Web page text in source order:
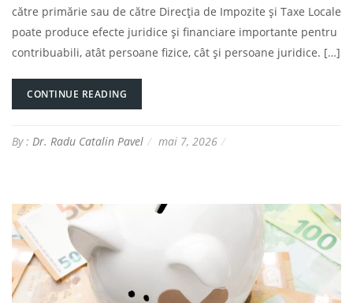
către primărie sau de către Direcția de Impozite și Taxe Locale
poate produce efecte juridice și financiare importante pentru
contribuabili, atât persoane fizice, cât și persoane juridice. […]
CONTINUE READING
By : Dr. Radu Catalin Pavel mai 7, 2026